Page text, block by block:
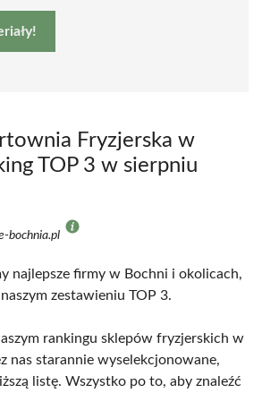
Fryzjerska w
TOP 3 w sierpniu
bochnia.pl
najlepsze firmy w Bochni i okolicach,
zestawieniu TOP 3.
rankingu sklepów fryzjerskich w
nas starannie wyselekcjonowane,
listę. Wszystko po to, aby znaleźć